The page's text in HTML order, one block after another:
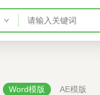
Word模版 AE模版